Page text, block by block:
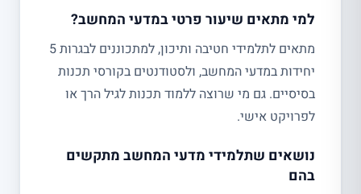
למי מתאים שיעור פרטי במדעי המחשב?
מתאים לתלמידי חטיבה ותיכון, למתכוננים לבגרות 5
יחידות במדעי המחשב, ולסטודנטים בקורסי תכנות
בסיסיים. גם מי שרוצה ללמוד תכנות לגיל הרך או
לפרויקט אישי.
נושאים שתלמידי מדעי המחשב מתקשים
בהם